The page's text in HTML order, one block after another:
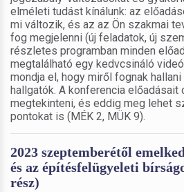
elméleti tudást kínálunk: az
mi változik, és az az Ön szakmai
fog megjelenni (új feladatok, új
részletes programban minden
megtalálható egy kedvcsináló
mondja el, hogy miről fognak
hallgatók. A konferencia
megtekinteni, és eddig meg lehet
pontokat is (MÉK 2, MÜK 9).
2023 szeptemberétől
és az építésfelügyeleti
rész)